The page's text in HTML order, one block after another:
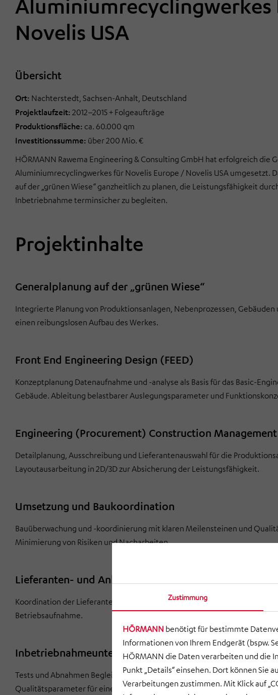
Zustimmung
HÖRMANN benötigt für bestimmte
Informationen von Ihrem Endgerät (bspw.
HÖRMANN die Daten verarbeiten und die
Punkt „Details“ einsehen. Dort können
Verarbeitungen zustimmen. Mit Klick auf
Novelis USA
Übersicht
Ort: Nachterstedt, Sachsen-Anhalt, Deutschland
Projektlaufzeit: 2012–2015 + Folgeaufträge
Produktionsfläche: ca. 60.000 qm
Investitionssumme: über 200 Mio. €
HÖRMANN Rawema Engineering & Consulting GmbH hat erfolgreich die
Aluminiumrecyclingwerkes für Novelis Europe / Novelis USA umgesetzt.
auf der „grünen Wiese“ ganzheitlich zu planen, die Leistungsfähigkeit
Inbetriebnahme terminsicher zu begleiten.
Projektinhalte
Generalplanung auf der „grünen Wiese“
Integrierte Planung von Produktionsanlagen, Nebenprozessen,
einen reibungslosen Aufbau des Werkes.
Front End Engineering Design (FEED)
Konzeptplanung Datenaufnahme und -analyse als Basis für das Basic-
Gebäude. Ableitung belastbarer Auslegungsparameter und
Engineering (Procurement) Construction
Detailplanung, Ausschreibung und Lieferantenauswahl für die
Layoutausarbeitung in 2D/3D zur Absicherung der Leistungsfähigkeit.
Umsetzung und Baukoordination
Bauüberwachung und -koordinierung mit klaren Meilensteinen und
Minimierung von Risiken und Nacharbeiten.
Lieferanten- und Anlaufmanagement
Koordination der Lieferanten über alle Gewerke hinweg. Strukturierte
Betriebsaufnahme.
Inbetriebnahmeunterstützung
Tests und Abnahmen Begleitung der Inbetriebnahme mit Test- und
Qualitätsparameter für einen sicheren Produktionsstart.